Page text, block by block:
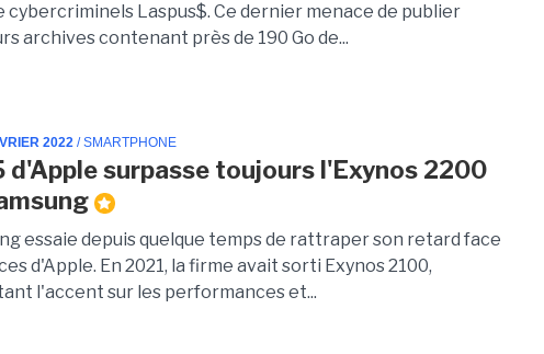
cybercriminels Laspus$. Ce dernier menace de publier
archives contenant près de 190 Go de...
2022 / SMARTPHONE
d'Apple surpasse toujours l'Exynos 2200
essaie depuis quelque temps de rattraper son retard face
d'Apple. En 2021, la firme avait sorti Exynos 2100,
l'accent sur les performances et...